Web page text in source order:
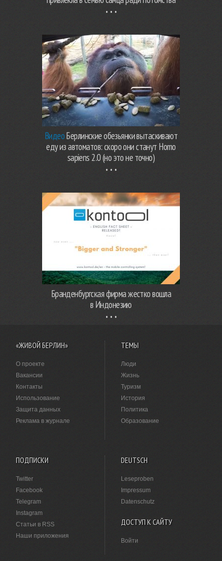
ВидеоБерлинские обезьянки вытаскивают
еду из автоматов: скоро они станут Homo
sapiens 2.0 (но это не точно)
Бранденбургская фирма жестко вошла
в Индонезию
«ЖИВОЙ БЕРЛИН»
О проекте
Вакансии
Контакты
Использование
Защита данных
Реклама в журнале
ТЕМЫ
Люди
Жизнь
Туризм
История
Политика
Образование
ПОДПИСКИ
Twitter
Facebook
Telegram
Instagram
Статьи в RSS
Наши приложения
DEUTSCH
Leseproben
Impressum
Datenschutz
ДОСТУП К САЙТУ
Войти